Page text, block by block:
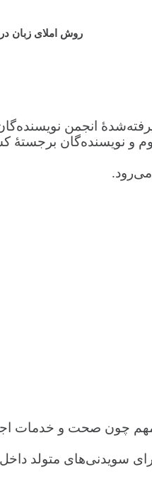
روش املای زبان
و نویسنده‌گان
می‌رود.
مهم چون صحت و
سویدنی‌های متولد داخل